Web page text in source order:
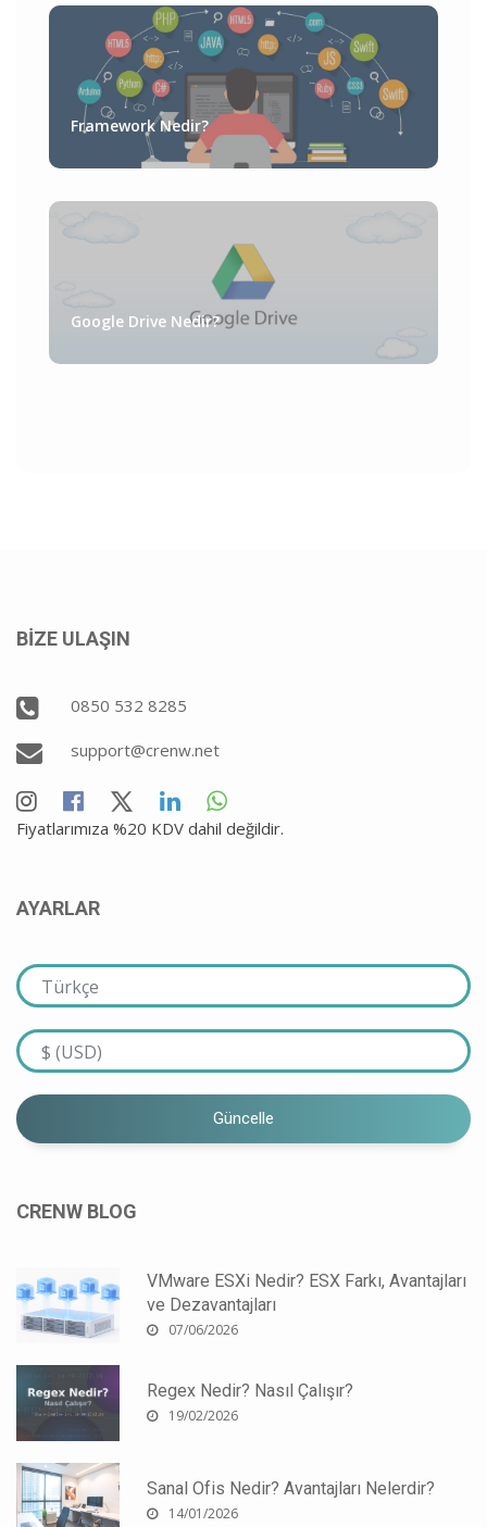
Framework Nedir?
Google Drive Nedir?
BİZE ULAŞIN
0850 532 8285
support@crenw.net
Fiyatlarımıza %20 KDV dahil değildir.
AYARLAR
Güncelle
CRENW BLOG
VMware ESXi Nedir? ESX Farkı, Avantajları
ve Dezavantajları
07/06/2026
Regex Nedir? Nasıl Çalışır?
19/02/2026
Sanal Ofis Nedir? Avantajları Nelerdir?
14/01/2026